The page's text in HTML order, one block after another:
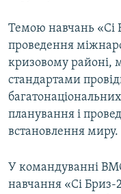
Темою навчань «Сі
проведення
кризовому районі,
стандартами
планування і
встановлення миру.
У командуванні
навчання «Сі